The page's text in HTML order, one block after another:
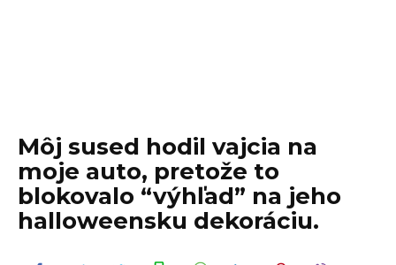
Môj sused hodil vajcia na
moje auto, pretože to
blokovalo “výhľad” na jeho
halloweensku dekoráciu.